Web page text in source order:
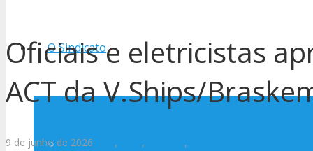
O Sindicato
História
Oficiais e eletricistas
ACT da V.Ships/
9 de junho de 2026 , , ,